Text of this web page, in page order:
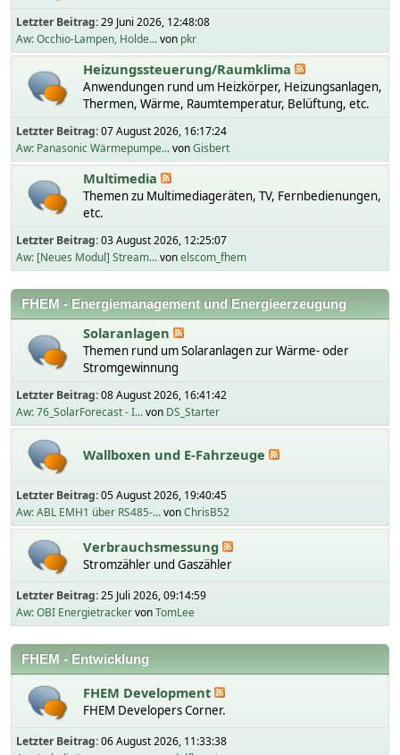
Letzter Beitrag:29 Juni 2026, 12:48:08
Aw: Occhio-Lampen, Holde...von pkr
Heizungssteuerung/Raumklima
Anwendungen rund um Heizkörper, Heizungsanlagen,
Thermen, Wärme, Raumtemperatur, Belüftung, etc.
Letzter Beitrag:07 August 2026, 16:17:24
Aw: Panasonic Wärmepumpe...vonGisbert
Multimedia
Themen zu Multimediageräten, TV, Fernbedienungen,
etc.
Letzter Beitrag:03 August 2026, 12:25:07
Aw: [Neues Modul] Stream...vonelscom_fhem
FHEM - Energiemanagement und Energieerzeugung
Solaranlagen
Themen rund um Solaranlagen zur Wärme- oder
Stromgewinnung
Letzter Beitrag:08 August 2026, 16:41:42
Aw: 76_SolarForecast - I...von DS_Starter
Wallboxen und E-Fahrzeuge
Letzter Beitrag:05 August 2026, 19:40:45
Aw: ABL EMH1 über RS485-...vonChrisB52
Verbrauchsmessung
Stromzähler und Gaszähler
Letzter Beitrag:25 Juli 2026, 09:14:59
Aw: OBI EnergietrackervonTomLee
FHEM - Entwicklung
FHEM Development
FHEM Developers Corner.
Letzter Beitrag:06 August 2026, 11:33:38